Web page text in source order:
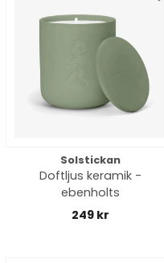
Solstickan
Doftljus keramik -
ebenholts
249 kr